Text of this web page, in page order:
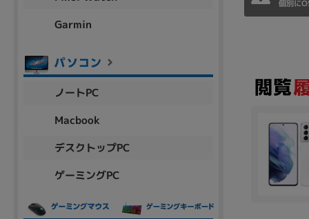
個別に
Garmin
ノートPC
Macbook
デスクトップPC
ゲーミングPC
容量
~
円 ～